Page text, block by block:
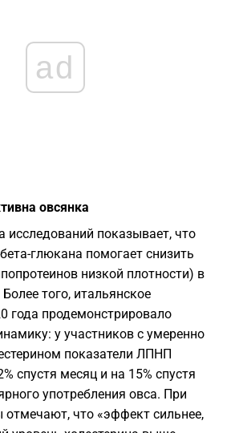
ad
овсянка
исследований показывает, что
глюкана помогает снизить
низкой плотности) в
того, итальянское
года продемонстрировало
у участников с умеренно
показатели ЛПНП
спустя месяц и на 15% спустя
употребления овса. При
отмечают, что «эффект сильнее,